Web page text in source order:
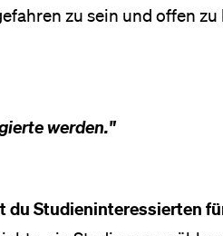
zu sein und offen
werden."
du Studieninteressierten